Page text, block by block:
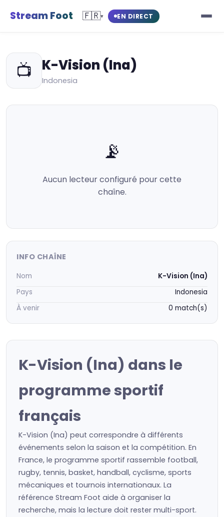
Stream Foot 🇫🇷▾ EN DIRECT
📺 K-Vision (Ina)
Indonesia
📡
Aucun lecteur configuré pour cette
chaîne.
INFO CHAÎNE
Nom
K-Vision (Ina)
Pays
Indonesia
À venir
0 match(s)
K-Vision (Ina) dans le
programme sportif
français
K-Vision (Ina) peut correspondre à différents
événements selon la saison et la compétition. En
France, le programme sportif rassemble football,
rugby, tennis, basket, handball, cyclisme, sports
mécaniques et tournois internationaux. La
référence Stream Foot aide à organiser la
recherche, mais la lecture doit rester multi-sport.